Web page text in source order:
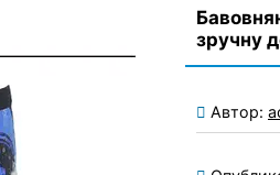
зручну
Автор: